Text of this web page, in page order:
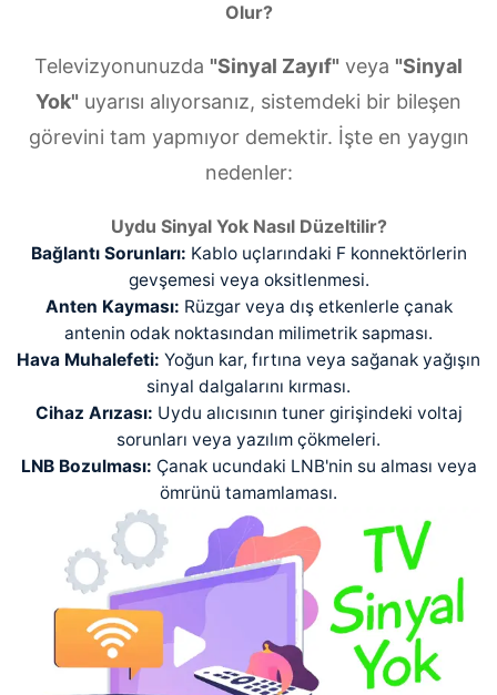
Olur?
Televizyonunuzda "Sinyal Zayıf" veya "Sinyal
Yok" uyarısı alıyorsanız, sistemdeki bir bileşen
görevini tam yapmıyor demektir. İşte en yaygın
nedenler:
Uydu Sinyal Yok Nasıl Düzeltilir?
Bağlantı Sorunları: Kablo uçlarındaki F konnektörlerin
gevşemesi veya oksitlenmesi.
Anten Kayması: Rüzgar veya dış etkenlerle çanak
antenin odak noktasından milimetrik sapması.
Hava Muhalefeti: Yoğun kar, fırtına veya sağanak yağışın
sinyal dalgalarını kırması.
Cihaz Arızası: Uydu alıcısının tuner girişindeki voltaj
sorunları veya yazılım çökmeleri.
LNB Bozulması: Çanak ucundaki LNB'nin su alması veya
ömrünü tamamlaması.